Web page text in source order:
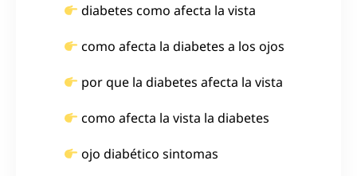
diabetes como afecta la vista
como afecta la diabetes a los ojos
por que la diabetes afecta la vista
como afecta la vista la diabetes
ojo diabético sintomas